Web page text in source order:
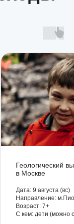
Геологический
в Москве
Дата: 9 августа (вс)
Направление:
Возраст: 7+
С кем: дети (можно